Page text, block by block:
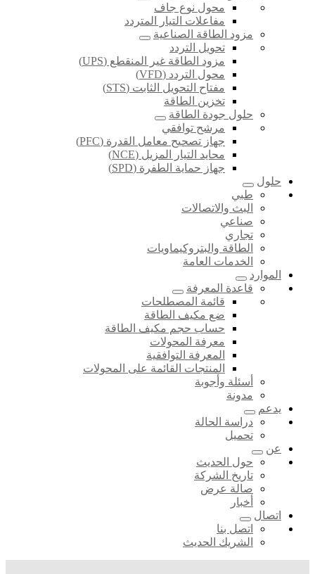
محول نوع جاف
مفاعلات التيار المتردد
مزود الطاقة الصناعية
تحويل التردد
مزود الطاقة غير المنقطع (UPS)
محول التردد (VFD)
مفتاح التحويل الثابت (STS)
تخزين الطاقة
حلول جودة الطاقة
مرشح توافقي
جهاز تصحيح معامل القدرة (PFC)
محايد التيار المزيل (NCE)
جهاز حماية الطفرة (SPD)
حلول
طبي
البث والاتصالات
صناعي
تجاري
الطاقة والبتروكيماويات
الخدمات العامة
الموارد
قاعدة المعرفة
قائمة المصطلحات
ضع مكيف الطاقة
حساب حجم مكيف الطاقة
معرفة المحولات
المعرفة التوافقية
المنتجات القائمة على المحولات
أسئلة وأجوبة
مدونة
يدعم
دراسة الحالة
تحميل
عن
حول الحديث
تاريخ الشركة
صالة عرض
أخبار
اتصال
اتصل بنا
الشريك الحديث